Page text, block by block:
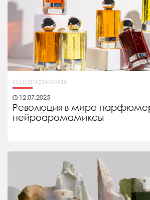
о парфюмах
12.07.2025
Революция в мире
нейроаромамиксы